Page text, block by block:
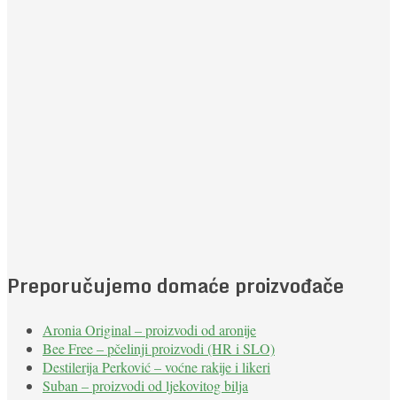
Preporučujemo domaće proizvođače
Aronia Original – proizvodi od aronije
Bee Free – pčelinji proizvodi (HR i SLO)
Destilerija Perković – voćne rakije i likeri
Suban – proizvodi od ljekovitog bilja